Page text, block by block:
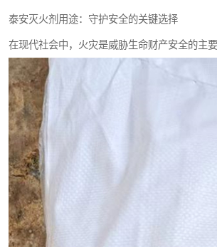
泰安灭火剂用途：守护安全的关键选择
在现代社会中，火灾是威胁生命财产安全的主要
氢氧化镁